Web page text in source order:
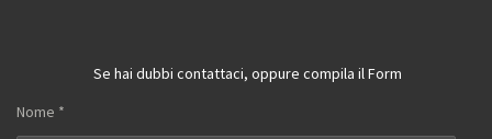
Se hai dubbi contattaci, oppure compila il Form
Nome *